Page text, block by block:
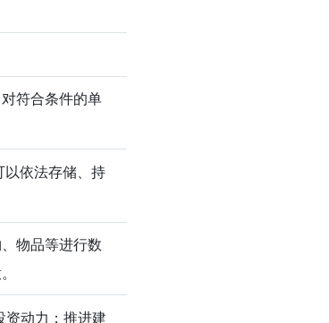
符合条件的单
依法存储、持
物品等进行数
动力；推进建